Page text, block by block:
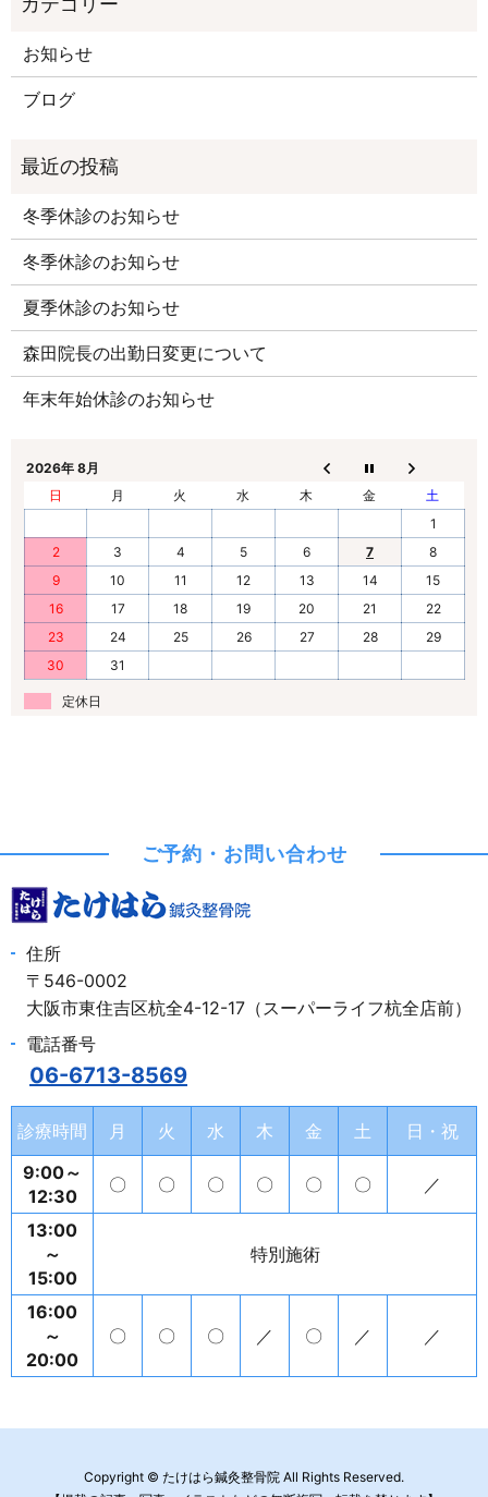
お知らせ
ブログ
冬季休診のお知らせ
冬季休診のお知らせ
夏季休診のお知らせ
森田院長の出勤日変更について
年末年始休診のお知らせ
2026年 8月
日
月 火 水 木 金
土
1
2
3 4 5 6 7
8
9
10 11 12 13 14
15
16
17 18 19 20 21
22
23
24 25 26 27 28
29
30
31
定休日
ご予約・お問い合わせ
住所
〒546-0002
大阪市東住吉区杭全4-12-17（スーパーライフ杭全店前）
電話番号
06-6713-8569
診療時間 月 火 水 木 金 土
日・祝
9:00～
12:30
〇 〇 〇 〇 〇 〇 ／
13:00
～
15:00
特別施術
16:00
～
20:00
〇 〇 〇 ／ 〇 ／ ／
Copyright © たけはら鍼灸整骨院 All Rights Reserved.